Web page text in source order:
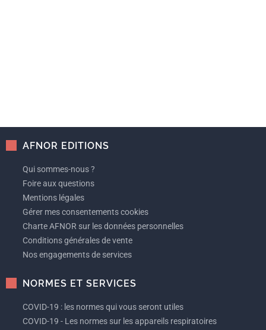
AFNOR EDITIONS
Qui sommes-nous ?
Foire aux questions
Mentions légales
Gérer mes consentements cookies
Charte AFNOR sur les données personnelles
Conditions générales de vente
Nos engagements de services
NORMES ET SERVICES
COVID-19 : les normes qui vous seront utiles
COVID-19 - Les normes sur les appareils respiratoires